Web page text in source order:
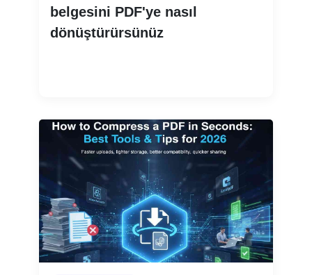
belgesini PDF'ye nasıl
dönüştürürsünüz